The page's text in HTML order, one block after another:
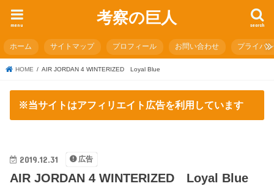
考察の巨人 search
menu
ホーム サイトマップ プロフィール お問い合わせ プライバ
HOME AIR JORDAN 4 WINTERIZED Loyal Blue
※当サイトはアフィリエイト広告を利用しています
2019.12.31 広告
AIR JORDAN 4 WINTERIZED Loyal Blue